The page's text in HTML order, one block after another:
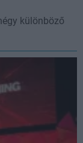
különböző